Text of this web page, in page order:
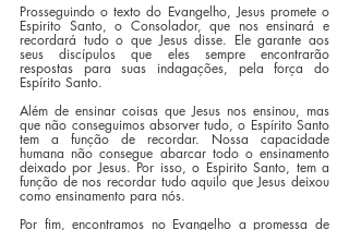
Prosseguindo o texto do Evangelho, Jesus promete o
Espirito Santo, o Consolador, que nos ensinará e
recordará tudo o que Jesus disse. Ele garante aos
seus discípulos que eles sempre encontrarão
respostas para suas indagações, pela força do
Espírito Santo.
Além de ensinar coisas que Jesus nos ensinou, mas
que não conseguimos absorver tudo, o Espírito Santo
tem a função de recordar. Nossa capacidade
humana não consegue abarcar todo o ensinamento
deixado por Jesus. Por isso, o Espirito Santo, tem a
função de nos recordar tudo aquilo que Jesus deixou
como ensinamento para nós.
Por fim, encontramos no Evangelho a promessa de